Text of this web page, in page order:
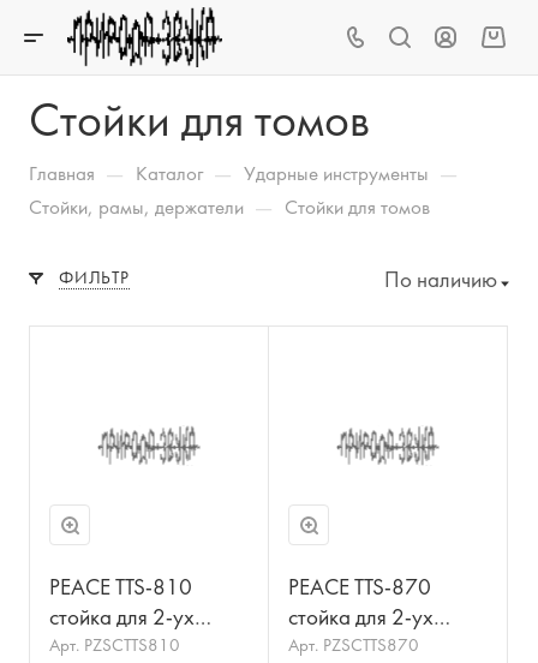
Стойки для томов
Главная — Каталог — Ударные инструменты —
Стойки, рамы, держатели — Стойки для томов
ФИЛЬТР По наличию
PEACE TTS-810
стойка для 2-ух
томов хром
Арт. PZSCTTS810
PEACE TTS-870
стойка для 2-ух
томов хром
Арт. PZSCTTS870